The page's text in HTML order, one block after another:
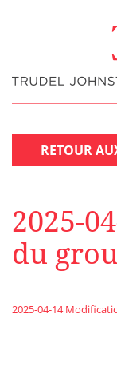
RETOUR
2025-
du
2025-04-14